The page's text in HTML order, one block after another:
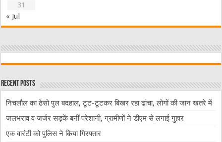
31
« Jul
Recent Posts
निचलौल का ढेसो पुल बदहाल, टूट-टूटकर बिखर रहा ढांचा, लोगों की जान खतरे में
जलभराव व जर्जर सड़कें बनीं परेशानी, ग्रामीणों ने डीएम से लगाई गुहार
एक वारंटी को पुलिस ने किया गिरफ्तार